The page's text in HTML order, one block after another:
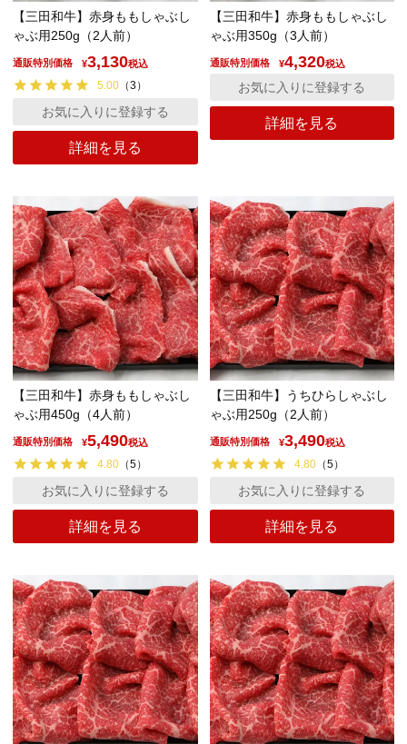
【三田和牛】赤身ももしゃぶし
ゃぶ用250g（2人前）
通販特別価格 ¥3,130税込
5.00 （3 ）
詳細を見る
お気に入りに登録する
【三田和牛】赤身ももしゃぶし
ゃぶ用350g（3人前）
通販特別価格 ¥4,320税込
詳細を見る
お気に入りに登録する
【三田和牛】赤身ももしゃぶし
ゃぶ用450g（4人前）
通販特別価格 ¥5,490税込
4.80 （5）
詳細を見る
お気に入りに登録する
【三田和牛】うちひらしゃぶし
ゃぶ用250g（2人前）
通販特別価格 ¥3,490税込
4.80（5）
詳細を見る
お気に入りに登録する